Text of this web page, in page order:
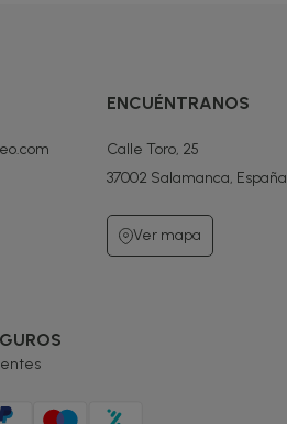
ENCUÉNTRANOS
Calle Toro, 25
37002 Salamanca, España
Ver mapa